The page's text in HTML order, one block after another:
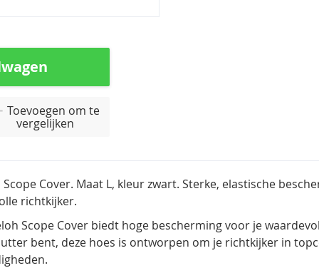
Toevoegen om te
vergelijken
Scope Cover. Maat L, kleur zwart. Sterke, elastische
richtkijker.
Scope Cover biedt hoge bescherming voor je
bent, deze hoes is ontworpen om je richtkijker in